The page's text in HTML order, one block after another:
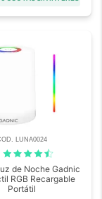
LUNA0024
de Noche Gadnic
RGB Recargable
Portátil